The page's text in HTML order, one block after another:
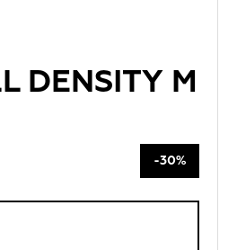
DENSITY M
-30%